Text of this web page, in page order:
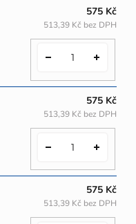
575 Kč
513,39 Kč bez DPH
575 Kč
513,39 Kč bez DPH
575 Kč
513,39 Kč bez DPH